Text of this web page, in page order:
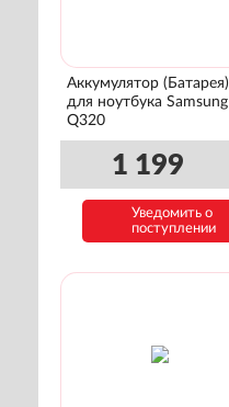
Аккумулятор (Батарея)
для ноутбука Samsung
Q320
1 199
Уведомить о
поступлении